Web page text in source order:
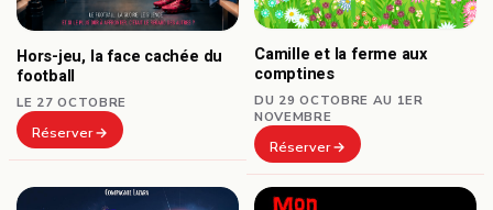
Hors-jeu, la face cachée du
football
LE 27 OCTOBRE
Réserver
Camille et la ferme aux
comptines
DU 29 OCTOBRE AU 1ER
NOVEMBRE
Réserver